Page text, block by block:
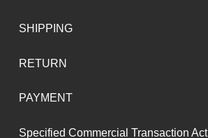
SHIPPING
RETURN
PAYMENT
Specified Commercial Transaction Act